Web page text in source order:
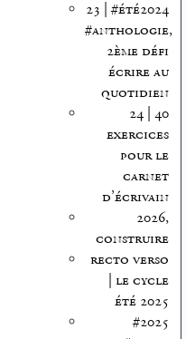
23 | #été2024
#anthologie,
2ème défi
écrire au
quotidien
24 | 40
exercices
pour le
carnet
d’écrivain
2026,
construire
recto verso
| le cycle
été 2025
#2025